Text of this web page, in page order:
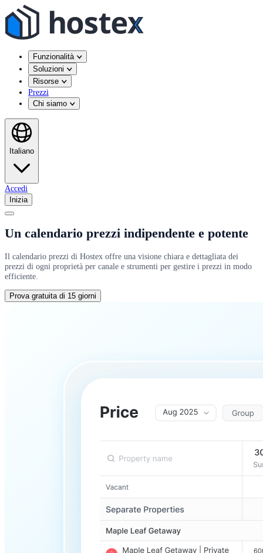
Funzionalità
Soluzioni
Risorse
Prezzi
Chi siamo
Italiano
Accedi
Inizia
Un calendario prezzi indipendente e potente
Il calendario prezzi di Hostex offre una visione chiara e dettagliata dei
prezzi di ogni proprietà per canale e strumenti per gestire i prezzi in modo
efficiente.
Prova gratuita di 15 giorni